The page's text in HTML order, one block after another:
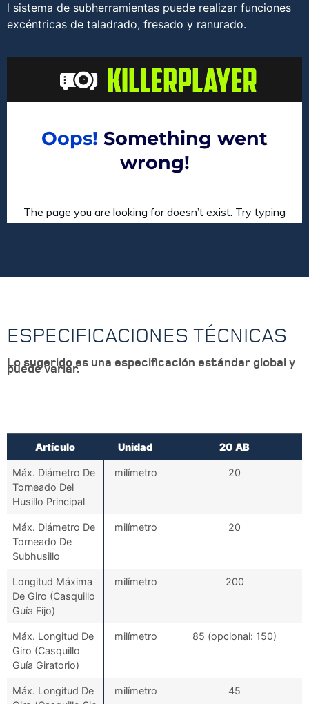
l sistema de subherramientas puede realizar funciones
excéntricas de taladrado, fresado y ranurado.
ESPECIFICACIONES TÉCNICAS
Lo sugerido es una especificación estándar global y
puede variar.
Artículo Unidad
20 AB
Artículo
Unidad 20 AB
Máx. Diámetro De
Torneado Del
Husillo Principal
milímetro 20
Máx. Diámetro De
Torneado De
Subhusillo
milímetro 20
Longitud Máxima
De Giro (Casquillo
Guía Fijo)
milímetro 200
Máx. Longitud De
Giro (Casquillo
Guía Giratorio)
milímetro 85 (opcional: 150)
Máx. Longitud De
milímetro 45